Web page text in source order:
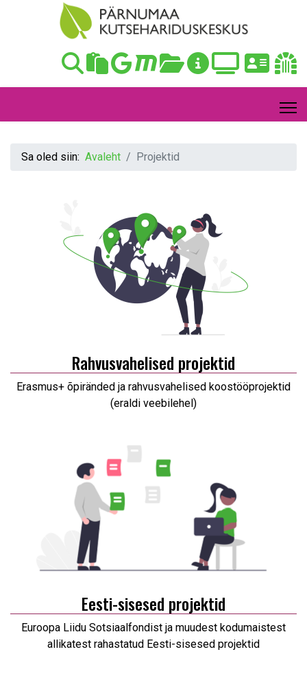
Sa oled siin: Avaleht Projektid
Rahvusvahelised projektid
Erasmus+ õpiränded ja rahvusvahelised koostööprojektid
(eraldi veebilehel)
Eesti-sisesed projektid
Euroopa Liidu Sotsiaalfondist ja muudest kodumaistest
allikatest rahastatud Eesti-sisesed projektid